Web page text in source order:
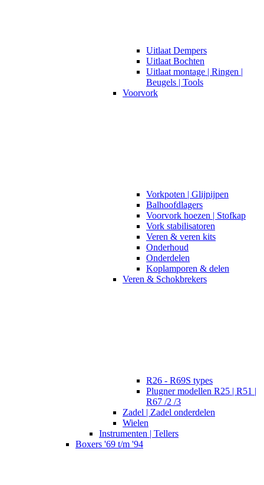
Uitlaat Dempers
Uitlaat Bochten
Uitlaat montage | Ringen |
Beugels | Tools
Voorvork
Vorkpoten | Glijpijpen
Balhoofdlagers
Voorvork hoezen | Stofkap
Vork stabilisatoren
Veren & veren kits
Onderhoud
Onderdelen
Koplamporen & delen
Veren & Schokbrekers
R26 - R69S types
Plugner modellen R25 | R51 |
R67 /2 /3
Zadel | Zadel onderdelen
Wielen
Instrumenten | Tellers
Boxers '69 t/m '94